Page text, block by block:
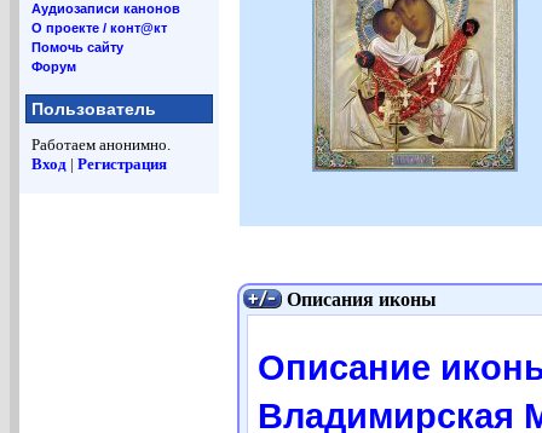
Аудиозаписи канонов
О проекте / конт@кт
Помочь сайту
Форум
Пользователь
Работаем анонимно.
Вход | Регистрация
Описания иконы
Описание
Владимирская